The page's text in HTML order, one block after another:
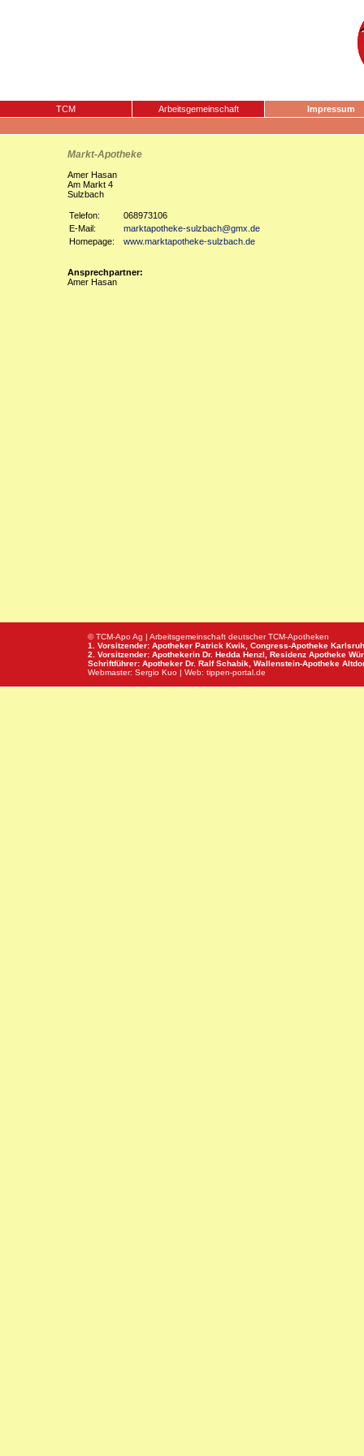
TCM Arbeitsgemeinschaft Impressum
Markt-Apotheke
Amer Hasan
Am Markt 4
Sulzbach
Telefon:
068973106
E-Mail:
marktapotheke-sulzbach@gmx.de
Homepage:
www.marktapotheke-sulzbach.de
Ansprechpartner:
Amer Hasan
© TCM-Apo Ag | Arbeitsgemeinschaft deutscher TCM-Apotheken
1. Vorsitzender: Apotheker Patrick Kwik, Congress-Apotheke
2. Vorsitzender: Apothekerin Dr. Hedda Henzl, Residenz Apotheke
Schriftführer: Apotheker Dr. Ralf Schabik, Wallenstein-Apotheke
Webmaster: Sergio Kuo | Web: tippen-portal.de